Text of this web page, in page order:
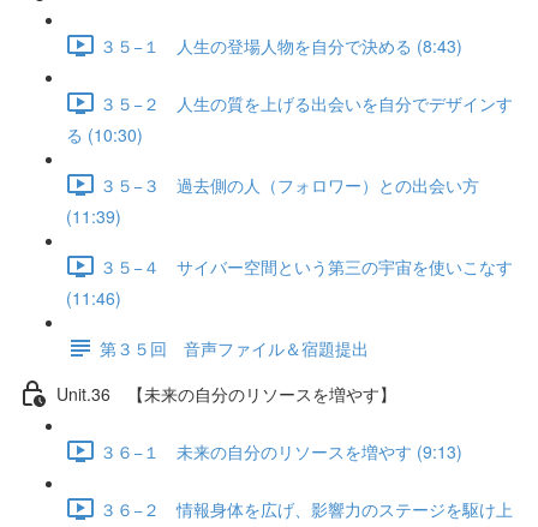
３５−１ 人生の登場人物を自分で決める (8:43)
３５−２ 人生の質を上げる出会いを自分でデザインす
る (10:30)
３５−３ 過去側の人（フォロワー）との出会い方
(11:39)
３５−４ サイバー空間という第三の宇宙を使いこなす
(11:46)
第３５回 音声ファイル＆宿題提出
Unit.36 【未来の自分のリソースを増やす】
３６−１ 未来の自分のリソースを増やす (9:13)
３６−２ 情報身体を広げ、影響力のステージを駆け上